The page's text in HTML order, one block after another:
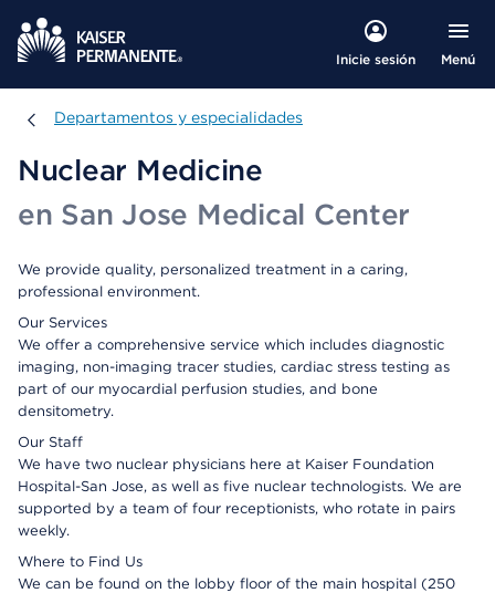
Inicie sesión Menú
Departamentos y especialidades
Departamentos y especialidades
Nuclear Medicine
en San Jose Medical Center
We provide quality, personalized treatment in a caring,
professional environment.
Our Services
We offer a comprehensive service which includes diagnostic
imaging, non-imaging tracer studies, cardiac stress testing as
part of our myocardial perfusion studies, and bone
densitometry.
Our Staff
We have two nuclear physicians here at Kaiser Foundation
Hospital-San Jose, as well as five nuclear technologists. We are
supported by a team of four receptionists, who rotate in pairs
weekly.
Where to Find Us
We can be found on the lobby floor of the main hospital (250